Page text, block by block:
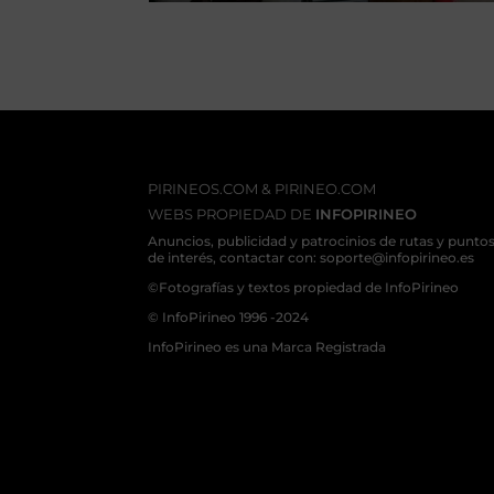
PIRINEOS.COM & PIRINEO.COM
WEBS PROPIEDAD DE INFOPIRINEO
Anuncios, publicidad y patrocinios de rutas y
de interés, contactar con: soporte@infopirineo.es
©Fotografías y textos propiedad de InfoPirineo
© InfoPirineo 1996 -2024
InfoPirineo es una Marca Registrada